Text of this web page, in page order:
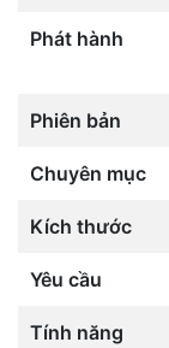
Phát hành
Phiên bản
Chuyên mục
Kích thước
Yêu cầu
Tính năng